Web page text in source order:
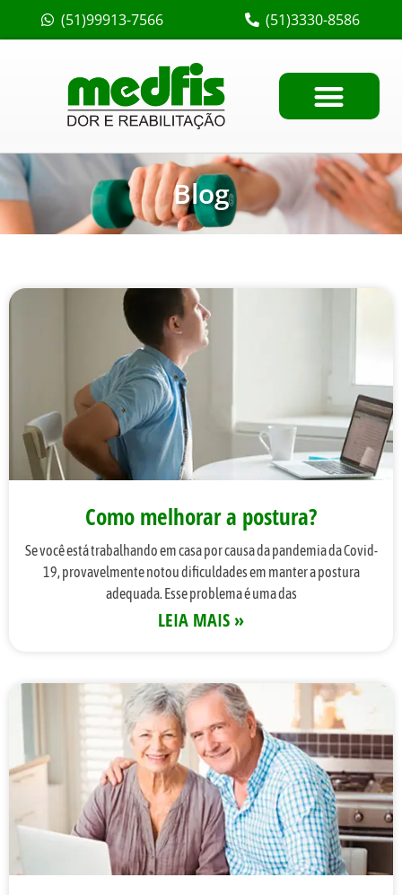
(51)99913-7566 (51)3330-8586
Blog
Como melhorar a postura?
Se você está trabalhando em casa por causa da pandemia da Covid-
19, provavelmente notou dificuldades em manter a postura
adequada. Esse problema é uma das
LEIA MAIS »